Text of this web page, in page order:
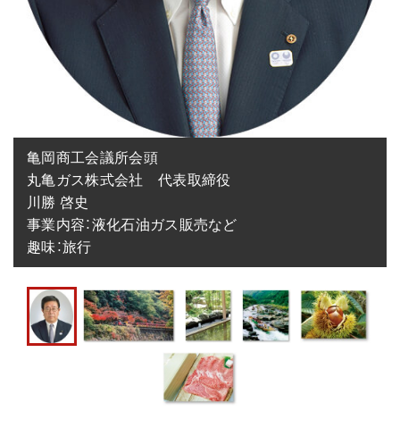
亀岡商工会議所会頭
丸亀ガス株式会社　代表取締役
川勝 啓史
事業内容：液化石油ガス販売など
趣味：旅行